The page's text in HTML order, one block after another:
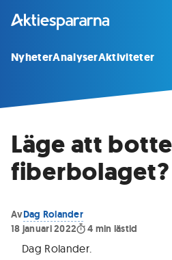
NyheterAnalyserAktiviteter
Läge att
fiberbolaget?
AvDag Rolander
18 januari 2022
4 min lästid
Dag Rolander.